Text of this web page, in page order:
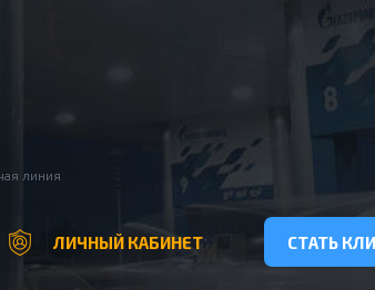
линия
ЛИЧНЫЙ КАБИНЕТ СТАТЬ